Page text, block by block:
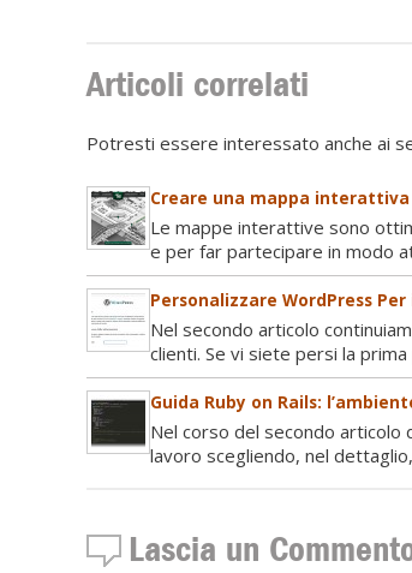
Articoli correlati
Potresti essere interessato anche ai
Creare una mappa interattiva
Le mappe interattive sono
e per far partecipare in modo
Personalizzare WordPress
Nel secondo articolo
clienti. Se vi siete persi la prima
Guida Ruby on Rails:
Nel corso del secondo articolo
lavoro scegliendo, nel
Lascia un